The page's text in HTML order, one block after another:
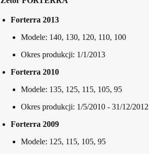
Forterra 2013
Modele: 140, 130, 120, 110, 100
Okres produkcji: 1/1/2013
Forterra 2010
Modele: 135, 125, 115, 105, 95
Okres produkcji: 1/5/2010 - 31/12/2012
Forterra 2009
Modele: 125, 115, 105, 95